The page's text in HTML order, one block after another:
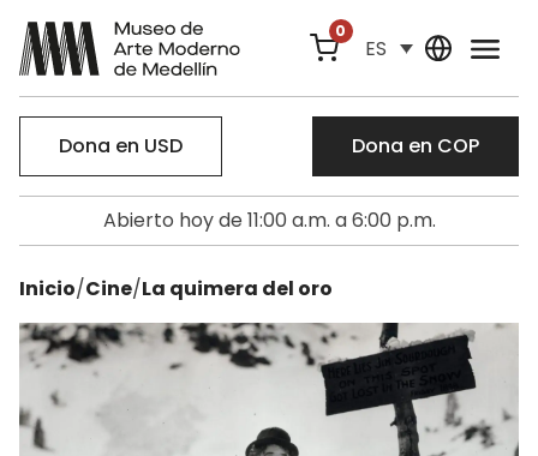
0
ES
Dona en USD Dona en COP
Abierto hoy de 11:00 a.m. a 6:00 p.m.
Inicio/Cine/La quimera del oro